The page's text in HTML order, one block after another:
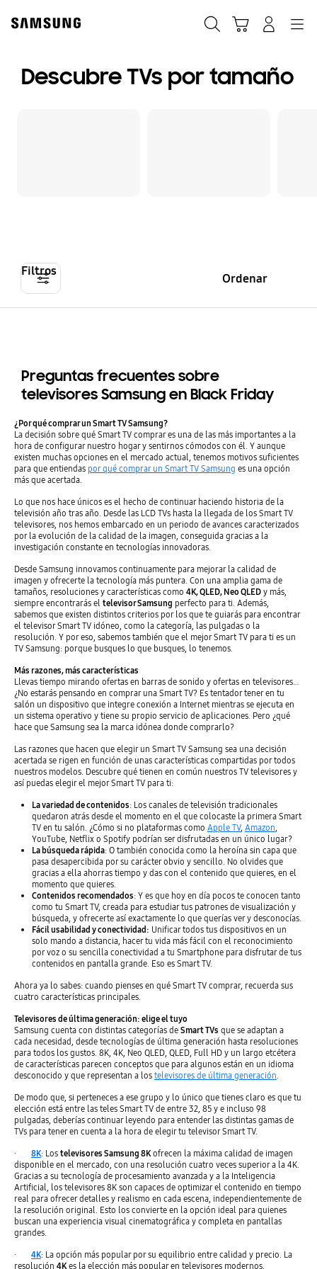
content
Descubre TVs por tamaño
Filtros Ordenar
Preguntas frecuentes sobre
televisores Samsung en Black Friday
¿Por qué comprar un Smart TV Samsung?
La decisión sobre qué Smart TV comprar es una de las más importantes a la
hora de configurar nuestro hogar y sentirnos cómodos con él. Y aunque
existen muchas opciones en el mercado actual, tenemos motivos suficientes
para que entiendas por qué comprar un Smart TV Samsung es una opción
más que acertada.
Lo que nos hace únicos es el hecho de continuar haciendo historia de la
televisión año tras año. Desde las LCD TVs hasta la llegada de los Smart TV
televisores, nos hemos embarcado en un periodo de avances caracterizados
por la evolución de la calidad de la imagen, conseguida gracias a la
investigación constante en tecnologías innovadoras.
Desde Samsung innovamos continuamente para mejorar la calidad de
imagen y ofrecerte la tecnología más puntera. Con una amplia gama de
tamaños, resoluciones y características como 4K, QLED, Neo QLEDy más,
siempre encontrarás el televisor Samsung perfecto para ti. Además,
sabemos que existen distintos criterios por los que te guiarás para encontrar
el televisor Smart TV idóneo, como la categoría, las pulgadas o la
resolución. Y por eso, sabemos también que el mejor Smart TV para ti es un
TV Samsung: porque busques lo que busques, lo tenemos.
Más razones, más características
Llevas tiempo mirando ofertas en barras de sonido y ofertas en televisores…
¿No estarás pensando en comprar una Smart TV? Es tentador tener en tu
salón un dispositivo que integre conexión a Internet mientras se ejecuta en
un sistema operativo y tiene su propio servicio de aplicaciones. Pero ¿qué
hace que Samsung sea la marca idónea donde comprarlo?
Las razones que hacen que elegir un Smart TV Samsung sea una decisión
acertada se rigen en función de unas características compartidas por todos
nuestros modelos. Descubre qué tienen en común nuestros TV televisores y
así puedas elegir el mejor Smart TV para ti:
La variedad de contenidos: Los canales de televisión tradicionales
quedaron atrás desde el momento en el que colocaste la primera Smart
TV en tu salón. ¿Cómo si no plataformas como Apple TV, Amazon
YouTube, Netflix o Spotify podrían ser disfrutadas en un único lugar?
La búsqueda rápida: O también conocida como la heroína sin capa que
pasa desapercibida por su carácter obvio y sencillo. No olvides que
gracias a ella ahorras tiempo y das con el contenido que quieres, en el
momento que quieres.
Contenidos recomendados: Y es que hoy en día pocos te conocen tanto
como tu Smart TV, creada para estudiar tus patrones de visualización y
búsqueda, y ofrecerte así exactamente lo que querías ver y desconocías.
Fácil usabilidad y conectividad: Unificar todos tus dispositivos en un
solo mando a distancia, hacer tu vida más fácil con el reconocimiento
por voz o su sencilla conectividad a tu Smartphone para disfrutar de tus
contenidos en pantalla grande. Eso es Smart TV.
Ahora ya lo sabes: cuando pienses en qué Smart TV comprar, recuerda sus
cuatro características principales.
Televisores de última generación: elige el tuyo
Samsung cuenta con distintas categorías de Smart TVs que se adaptan a
cada necesidad, desde tecnologías de última generación hasta resoluciones
para todos los gustos. 8K, 4K, Neo QLED, QLED, Full HD y un largo etcétera
de características parecen conceptos que para algunos están en un idioma
desconocido y que representan a los televisores de última generación
De modo que, si perteneces a ese grupo y lo único que tienes claro es que tu
elección está entre las teles Smart TV de entre 32, 85 y e incluso 98
pulgadas, deberías continuar leyendo para entender las distintas gamas de
TVs para tener en cuenta a la hora de elegir tu televisor Smart TV.
· 8K: Los televisores Samsung 8Kofrecen la máxima calidad de imagen
disponible en el mercado, con una resolución cuatro veces superior a la 4K.
Gracias a su tecnología de procesamiento avanzada y a la Inteligencia
Artificial, los televisores 8K son capaces de optimizar el contenido en tiempo
real para ofrecer detalles y realismo en cada escena, independientemente de
la resolución original. Esto los convierte en la opción ideal para quienes
buscan una experiencia visual cinematográfica y completa en pantallas
grandes.
· 4K: La opción más popular por su equilibrio entre calidad y precio. La
resolución 4Kes la elección más popular en televisores modernos,